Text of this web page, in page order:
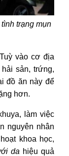
trạng mụn
vào cơ địa
sản, trứng,
đồ ăn này để
hơn.
làm việc
nguyên nhân
khoa học,
da hiệu quả